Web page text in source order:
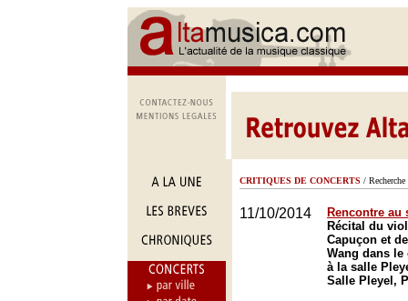
CRITIQUES DE CONCERTS / Recherche
11/10/2014
Rencontre au
Récital du
Capuçon et
Wang dans le
à la salle
Salle Pleyel,